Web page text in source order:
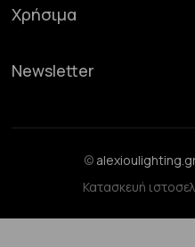
Χρήσιμα
Newsletter
©
Κατασκευή